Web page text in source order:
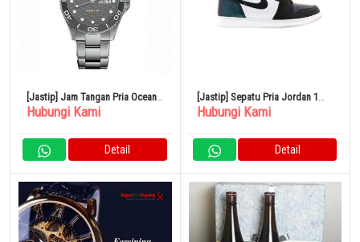
[Jastip] Jam Tangan Pria Ocean
Star 200C Abu-abu
Hubungi Kami
Detail
[Jastip] Sepatu Pria Jordan 1
Retro 28,5cm All-Star Chameleon
Hubungi Kami
Detail